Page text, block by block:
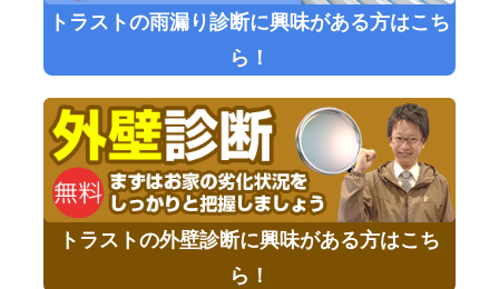
トラストの雨漏り診断に興味がある方はこち
ら！
トラストの外壁診断に興味がある方はこち
ら！